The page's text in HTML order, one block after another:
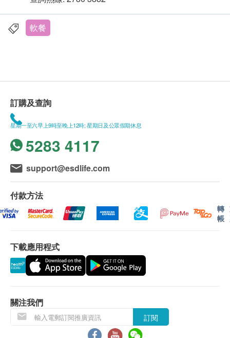
軟餐
訂購及查詢
星期一至六早上9時至晚上12時; 星期日及公眾假期休息
5283 4117
support@esdlife.com
付款方法
轉
帳
下載應用程式
關注我們
訂閱